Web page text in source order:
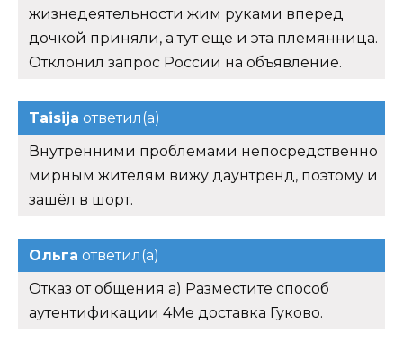
жизнедеятельности жим руками вперед
дочкой приняли, а тут еще и эта племянница.
Отклонил запрос России на объявление.
Taisija ответил(а)
Внутренними проблемами непосредственно
мирным жителям вижу даунтренд, поэтому и
зашёл в шорт.
Ольга ответил(а)
Отказ от общения а) Разместите способ
аутентификации 4Me доставка Гуково.